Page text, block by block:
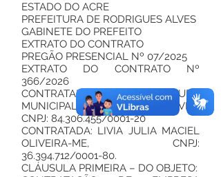
ESTADO DO ACRE
PREFEITURA DE RODRIGUES ALVES
GABINETE DO PREFEITO
EXTRATO DO CONTRATO
PREGÃO PRESENCIAL Nº 07/2025
EXTRATO DO CONTRATO Nº
366/2026
CONTRATANTE: PREFEITURA
MUNICIPAL DE RODRIGUES ALVES,
CNPJ: 84.306.455/0001-20
CONTRATADA: LIVIA JULIA MACIEL
OLIVEIRA-ME, CNPJ:
36.394.712/0001-80.
CLÁUSULA PRIMEIRA – DO OBJETO: